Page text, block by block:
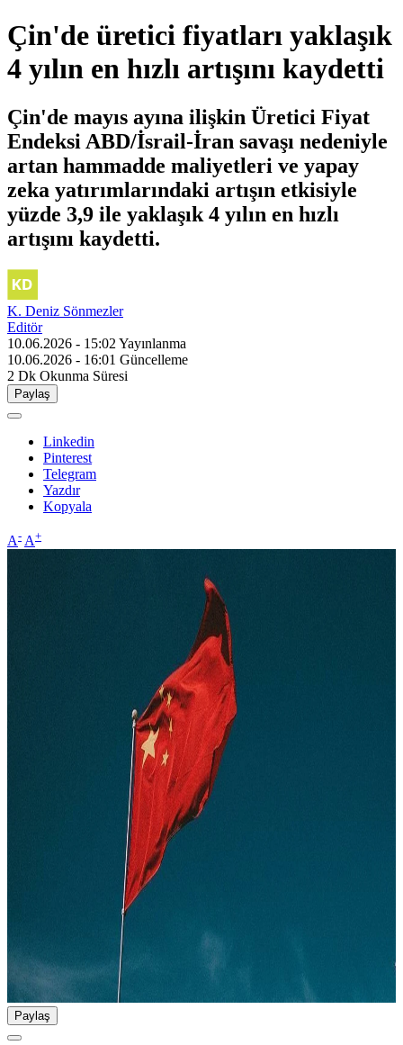
Çin'de üretici fiyatları yaklaşık
4 yılın en hızlı artışını kaydetti
Çin'de mayıs ayına ilişkin Üretici Fiyat
Endeksi ABD/İsrail-İran savaşı nedeniyle
artan hammadde maliyetleri ve yapay
zeka yatırımlarındaki artışın etkisiyle
yüzde 3,9 ile yaklaşık 4 yılın en hızlı
artışını kaydetti.
K. Deniz Sönmezler
Editör
10.06.2026 - 15:02 Yayınlanma
10.06.2026 - 16:01 Güncelleme
2 Dk Okunma Süresi
Paylaş
Linkedin
Pinterest
Telegram
Yazdır
Kopyala
A- A+
Paylaş